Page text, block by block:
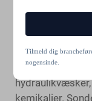
krævende
skal være i
kemikalier.
Tilmeld dig
nogensinde.